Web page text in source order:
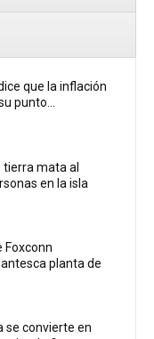
que la inflación
punto...
mata al
en la isla
Foxconn
planta de
se convierte en